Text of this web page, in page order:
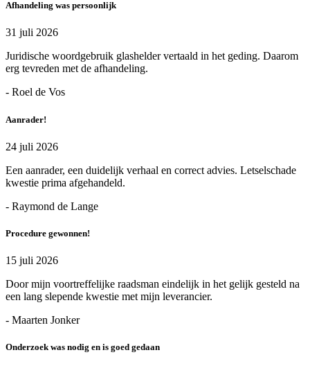
Afhandeling was persoonlijk
31 juli 2026
Juridische woordgebruik glashelder vertaald in het geding. Daarom
erg tevreden met de afhandeling.
- Roel de Vos
Aanrader!
24 juli 2026
Een aanrader, een duidelijk verhaal en correct advies. Letselschade
kwestie prima afgehandeld.
- Raymond de Lange
Procedure gewonnen!
15 juli 2026
Door mijn voortreffelijke raadsman eindelijk in het gelijk gesteld na
een lang slepende kwestie met mijn leverancier.
- Maarten Jonker
Onderzoek was nodig en is goed gedaan